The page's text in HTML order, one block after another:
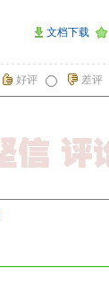
文档下载
好评 差评